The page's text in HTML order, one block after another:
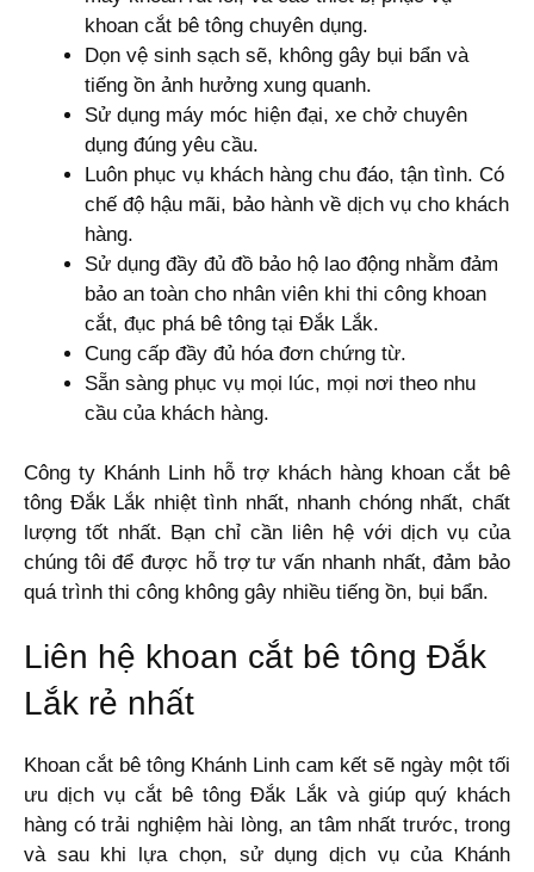
khoan cắt bê tông chuyên dụng.
Dọn vệ sinh sạch sẽ, không gây bụi bẩn và
tiếng ồn ảnh hưởng xung quanh.
Sử dụng máy móc hiện đại, xe chở chuyên
dụng đúng yêu cầu.
Luôn phục vụ khách hàng chu đáo, tận tình. Có
chế độ hậu mãi, bảo hành về dịch vụ cho khách
hàng.
Sử dụng đầy đủ đồ bảo hộ lao động nhằm đảm
bảo an toàn cho nhân viên khi thi công khoan
cắt, đục phá bê tông tại Đắk Lắk.
Cung cấp đầy đủ hóa đơn chứng từ.
Sẵn sàng phục vụ mọi lúc, mọi nơi theo nhu
cầu của khách hàng.
Công ty Khánh Linh hỗ trợ khách hàng khoan cắt bê
tông Đắk Lắk nhiệt tình nhất, nhanh chóng nhất, chất
lượng tốt nhất. Bạn chỉ cần liên hệ với dịch vụ của
chúng tôi để được hỗ trợ tư vấn nhanh nhất, đảm bảo
quá trình thi công không gây nhiều tiếng ồn, bụi bẩn.
Liên hệ khoan cắt bê tông Đắk
Lắk rẻ nhất
Khoan cắt bê tông Khánh Linh cam kết sẽ ngày một tối
ưu dịch vụ cắt bê tông Đắk Lắk và giúp quý khách
hàng có trải nghiệm hài lòng, an tâm nhất trước, trong
và sau khi lựa chọn, sử dụng dịch vụ của Khánh